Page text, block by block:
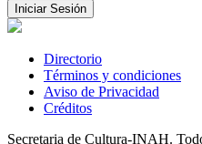
Iniciar Sesión
Directorio
Términos y condiciones
Aviso de Privacidad
Créditos
Secretaria de Cultura-INAH.